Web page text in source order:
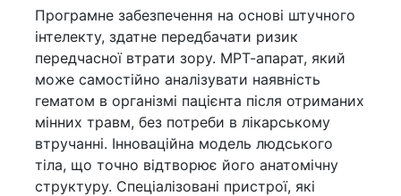
Програмне забезпечення на основі штучного
інтелекту, здатне передбачати ризик
передчасної втрати зору. МРТ-апарат, який
може самостійно аналізувати наявність
гематом в організмі пацієнта після отриманих
мінних травм, без потреби в лікарському
втручанні. Інноваційна модель людського
тіла, що точно відтворює його анатомічну
структуру. Спеціалізовані пристрої, які